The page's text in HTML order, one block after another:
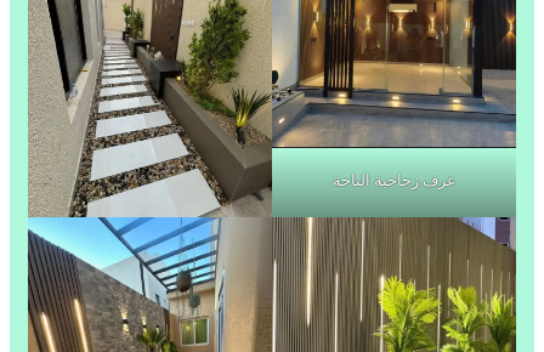
غرف زجاجية الباحة